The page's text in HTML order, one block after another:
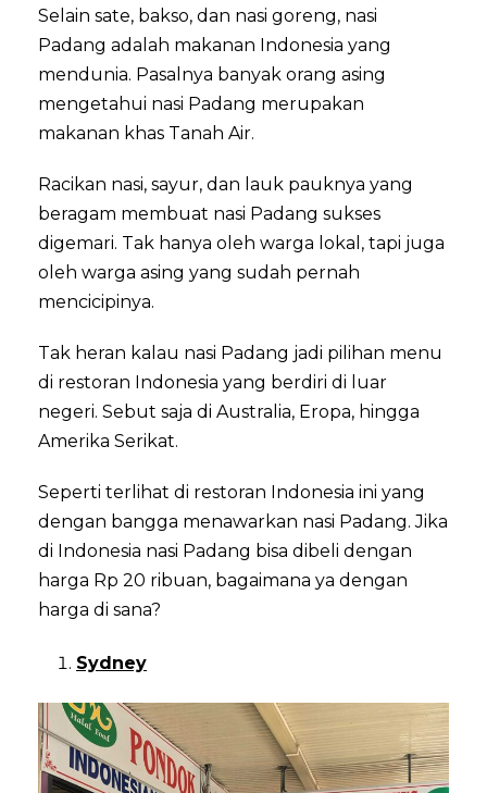
Selain sate, bakso, dan nasi goreng, nasi
Padang adalah makanan Indonesia yang
mendunia. Pasalnya banyak orang asing
mengetahui nasi Padang merupakan
makanan khas Tanah Air.
Racikan nasi, sayur, dan lauk pauknya yang
beragam membuat nasi Padang sukses
digemari. Tak hanya oleh warga lokal, tapi juga
oleh warga asing yang sudah pernah
mencicipinya.
Tak heran kalau nasi Padang jadi pilihan menu
di restoran Indonesia yang berdiri di luar
negeri. Sebut saja di Australia, Eropa, hingga
Amerika Serikat.
Seperti terlihat di restoran Indonesia ini yang
dengan bangga menawarkan nasi Padang. Jika
di Indonesia nasi Padang bisa dibeli dengan
harga Rp 20 ribuan, bagaimana ya dengan
harga di sana?
Sydney